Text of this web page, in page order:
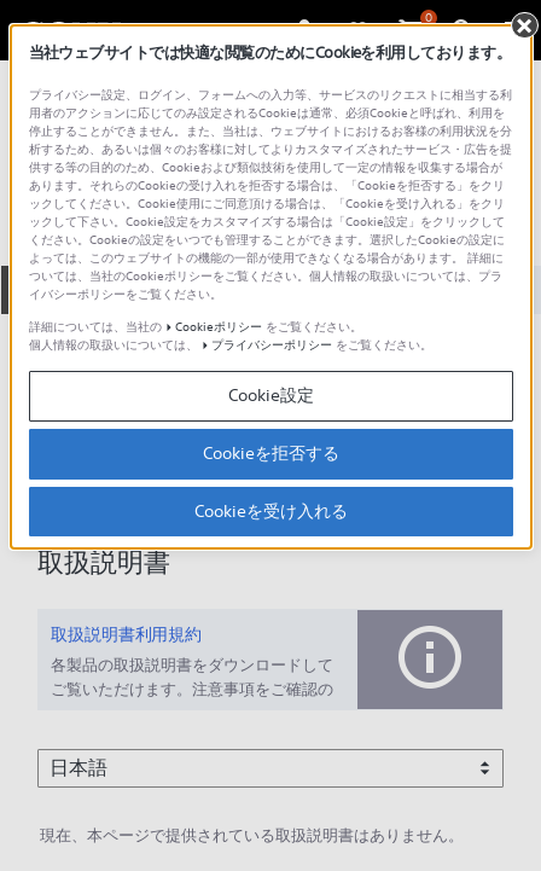
0
総合サポート・お問い合わせ プロフェッショナル／業務用
LMD-530
全て ダウンロード 取扱説明書 Q&A
ダウンロード
現在、本ページで提供されているアップデート情報はありませ
取扱説明書
取扱説明書利用規約
各製品の取扱説明書をダウンロードして
ご覧いただけます。注意事項をご確認の
現在、本ページで提供されている取扱説明書はありません。
当社ウェブサイトでは快適な閲覧のためにCookieを利用しております。
プライバシー設定、ログイン、フォームへの入力等、サービスのリクエストに相当する利
用者のアクションに応じてのみ設定されるCookieは通常、必須Cookieと呼ばれ、利用を
停止することができません。また、当社は、ウェブサイトにおけるお客様の利用状況を分
析するため、あるいは個々のお客様に対してよりカスタマイズされたサービス・広告を提
供する等の目的のため、Cookieおよび類似技術を使用して一定の情報を収集する場合が
あります。それらのCookieの受け入れを拒否する場合は、「Cookieを拒否する」をクリ
ックしてください。Cookie使用にご同意頂ける場合は、「Cookieを受け入れる」をクリ
ックして下さい。Cookie設定をカスタマイズする場合は「Cookie設定」をクリックして
ください。Cookieの設定をいつでも管理することができます。選択したCookieの設定に
よっては、このウェブサイトの機能の一部が使用できなくなる場合があります。 詳細に
ついては、当社のCookieポリシーをご覧ください。個人情報の取扱いについては、プラ
イバシーポリシーをご覧ください。
詳細については、当社の
Cookieポリシー をご覧ください。
個人情報の取扱いについては、
プライバシーポリシー をご覧ください。
Cookie設定
Cookieを拒否する
Cookieを受け入れる